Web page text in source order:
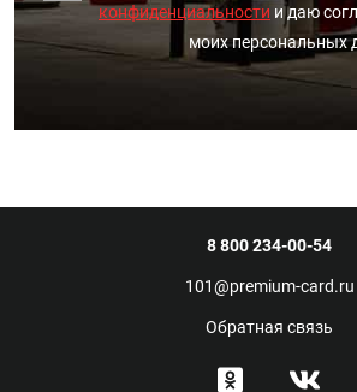
конфиденциальности и даю
моих персональных
8 800 234-00-54
101@premium-card.ru
Обратная связь